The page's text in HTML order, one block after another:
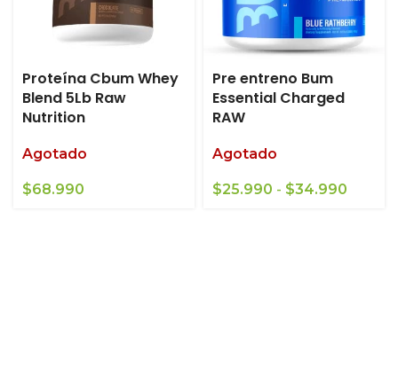
Proteína Cbum Whey
Blend 5Lb Raw
Nutrition
Agotado
$68.990
Pre entreno Bum
Essential Charged
RAW
Agotado
$25.990 - $34.990